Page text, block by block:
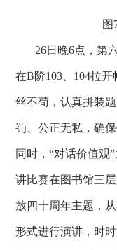
图
26日晚6点，第
在B阶103、104拉
丝不苟，认真拼装
罚、公正无私，确
同时，“对话价值观
讲比赛在图书馆三
放四十周年主题，
形式进行演讲，时